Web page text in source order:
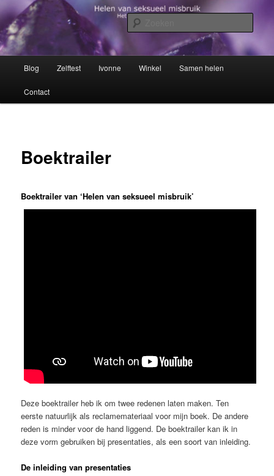
Spring
naar
de
primaire
inhoudHelen van seksueel misbruik
Het trauma voorbij!
Blog Zelftest Ivonne Winkel Samen helen
Contact
Boektrailer
Boektrailer van ‘Helen van seksueel misbruik’
Deze boektrailer heb ik om twee redenen laten maken. Ten
eerste natuurlijk als reclamemateriaal voor mijn boek. De andere
reden is minder voor de hand liggend. De boektrailer kan ik in
deze vorm gebruiken bij presentaties, als een soort van inleiding.
De inleiding van presentaties